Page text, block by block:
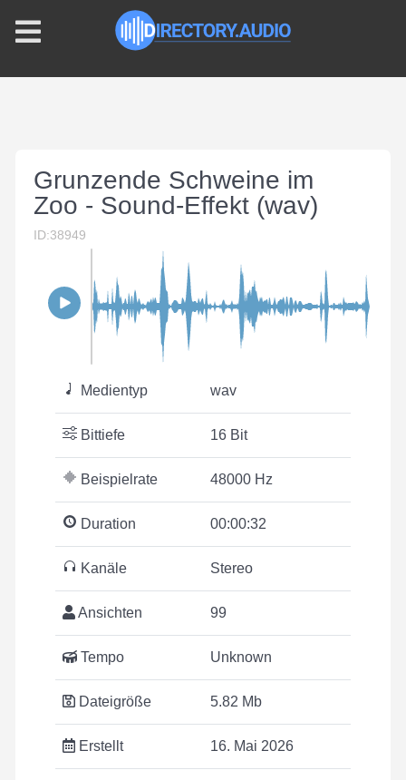
Grunzende Schweine im
Zoo - Sound-Effekt (wav)
ID:38949
Medientyp wav
Bittiefe 16 Bit
Beispielrate 48000 Hz
Duration 00:00:32
Kanäle Stereo
Ansichten 99
Tempo Unknown
Dateigröße 5.82 Mb
Erstellt 16. Mai 2026